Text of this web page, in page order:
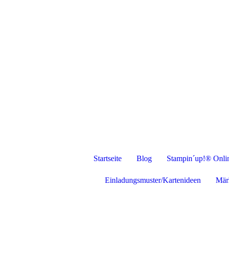
Startseite Blog Stampin´up!®
Einladungsmuster/Kartenideen